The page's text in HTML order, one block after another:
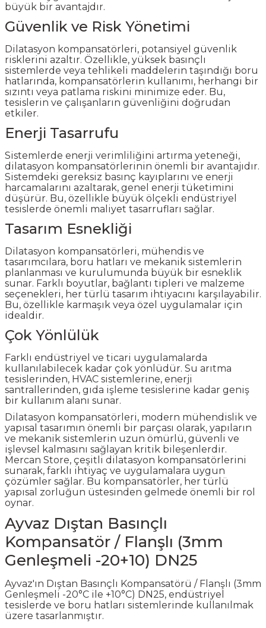
büyük bir avantajdır.
Güvenlik ve Risk Yönetimi
Dilatasyon kompansatörleri, potansiyel güvenlik
risklerini azaltır. Özellikle, yüksek basınçlı
sistemlerde veya tehlikeli maddelerin taşındığı boru
hatlarında, kompansatörlerin kullanımı, herhangi bir
sızıntı veya patlama riskini minimize eder. Bu,
tesislerin ve çalışanların güvenliğini doğrudan
etkiler.
Enerji Tasarrufu
Sistemlerde enerji verimliliğini artırma yeteneği,
dilatasyon kompansatörlerinin önemli bir avantajıdır.
Sistemdeki gereksiz basınç kayıplarını ve enerji
harcamalarını azaltarak, genel enerji tüketimini
düşürür. Bu, özellikle büyük ölçekli endüstriyel
tesislerde önemli maliyet tasarrufları sağlar.
Tasarım Esnekliği
Dilatasyon kompansatörleri, mühendis ve
tasarımcılara, boru hatları ve mekanik sistemlerin
planlanması ve kurulumunda büyük bir esneklik
sunar. Farklı boyutlar, bağlantı tipleri ve malzeme
seçenekleri, her türlü tasarım ihtiyacını karşılayabilir.
Bu, özellikle karmaşık veya özel uygulamalar için
idealdir.
Çok Yönlülük
Farklı endüstriyel ve ticari uygulamalarda
kullanılabilecek kadar çok yönlüdür. Su arıtma
tesislerinden, HVAC sistemlerine, enerji
santrallerinden, gıda işleme tesislerine kadar geniş
bir kullanım alanı sunar.
Dilatasyon kompansatörleri, modern mühendislik ve
yapısal tasarımın önemli bir parçası olarak, yapıların
ve mekanik sistemlerin uzun ömürlü, güvenli ve
işlevsel kalmasını sağlayan kritik bileşenlerdir.
Mercan Store, çeşitli dilatasyon kompansatörlerini
sunarak, farklı ihtiyaç ve uygulamalara uygun
çözümler sağlar. Bu kompansatörler, her türlü
yapısal zorluğun üstesinden gelmede önemli bir rol
oynar.
Ayvaz Dıştan Basınçlı
Kompansatör / Flanşlı (3mm
Genleşmeli -20+10) DN25
Ayvaz'ın Dıştan Basınçlı Kompansatörü / Flanşlı (3mm
Genleşmeli -20°C ile +10°C) DN25, endüstriyel
tesislerde ve boru hatları sistemlerinde kullanılmak
üzere tasarlanmıştır.